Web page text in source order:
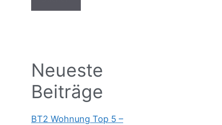
Neueste
Beiträge
BT2 Wohnung Top 5 –